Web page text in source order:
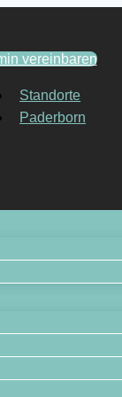
vereinbaren
Standorte
Paderborn